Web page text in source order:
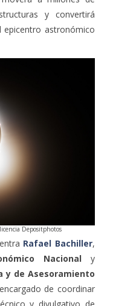
Depositphotos
y de Asesoramiento
de coordinar
y divulgativo de
España entre